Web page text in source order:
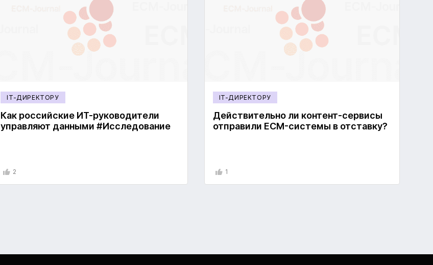
IT-ДИРЕКТОРУ
Как российские ИТ-руководители
управляют данными #Исследование
2
IT-ДИРЕКТОРУ
Действительно ли контент-сервисы
отправили ECM-системы в отставку?
1